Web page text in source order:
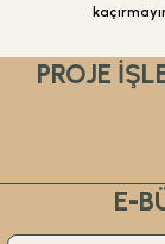
PROJE
E-